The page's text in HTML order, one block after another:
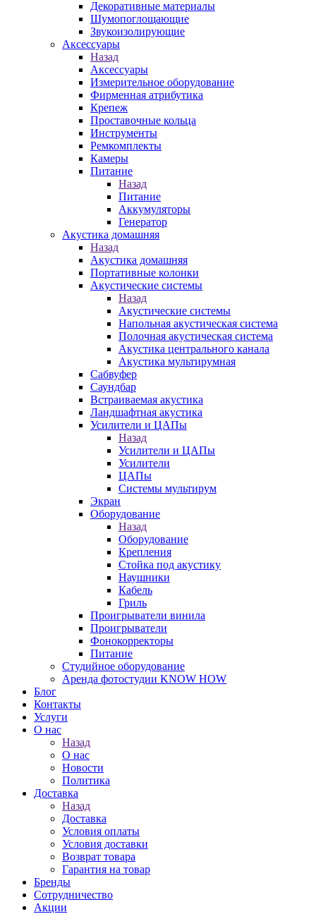
Декоративные материалы
Шумопоглощающие
Звукоизолирующие
Аксессуары
Назад
Аксессуары
Измерительное оборудование
Фирменная атрибутика
Крепеж
Проставочные кольца
Инструменты
Ремкомплекты
Камеры
Питание
Назад
Питание
Аккумуляторы
Генератор
Акустика домашняя
Назад
Акустика домашняя
Портативные колонки
Акустические системы
Назад
Акустические системы
Напольная акустическая система
Полочная акустическая система
Акустика центрального канала
Акустика мультирумная
Сабвуфер
Саундбар
Встраиваемая акустика
Ландшафтная акустика
Усилители и ЦАПы
Назад
Усилители и ЦАПы
Усилители
ЦАПы
Системы мультирум
Экран
Оборудование
Назад
Оборудование
Крепления
Стойка под акустику
Наушники
Кабель
Гриль
Проигрыватели винила
Проигрыватели
Фонокорректоры
Питание
Студийное оборудование
Аренда фотостудии KNOW HOW
Блог
Контакты
Услуги
О нас
Назад
О нас
Новости
Политика
Доставка
Назад
Доставка
Условия оплаты
Условия доставки
Возврат товара
Гарантия на товар
Бренды
Сотрудничество
Акции